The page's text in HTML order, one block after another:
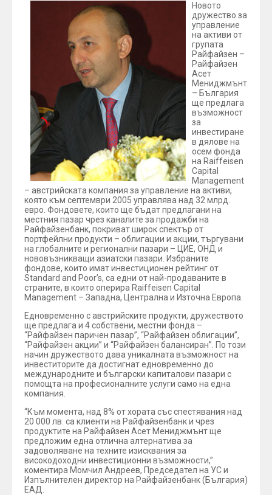
Новото
дружество за
управление
на активи от
групата
Райфайзен –
Райфайзен
Асет
Мениджмънт
– България
ще предлага
възможност
за
инвестиране
в дялове на
осем фонда
на Raiffeisen
Capital
Management
– австрийската компания за управление на активи,
която към септември 2005 управлява над 32 млрд.
евро. Фондовете, които ще бъдат предлагани на
местния пазар чрез каналите за продажби на
Райфайзенбанк, покриват широк спектър от
портфейлни продукти – облигации и акции, търгувани
на глобалните и регионални пазари – ЦИЕ, ОНД и
нововъзникващи азиатски пазари. Избраните
фондове, които имат инвестиционен рейтинг от
Standard and Poor’s, са едни от най-продаваните в
страните, в които оперира Raiffeisen Capital
Management – Западна, Централна и Източна Европа.
Едновременно с австрийските продукти, дружеството
ще предлага и 4 собствени, местни фонда –
“Райфайзен паричен пазар”, “Райфайзен облигации”,
“Райфайзен акции” и “Райфайзен балансиран”. По този
начин дружеството дава уникалната възможност на
инвеститорите да достигнат едновременно до
международните и български капиталови пазари с
помощта на професионалните услуги само на една
компания.
“Към момента, над 8% от хората със спестявания над
20 000 лв. са клиенти на Райфайзенбанк и чрез
продуктите на Райфайзен Асет Мениджмънт ще
предложим една отлична алтернатива за
задоволяване на техните изисквания за
високодоходни инвестиционни възможности,”
коментира Момчил Андреев, Председател на УС и
Изпълнителен директор на Райфайзенбанк (България)
ЕАД.